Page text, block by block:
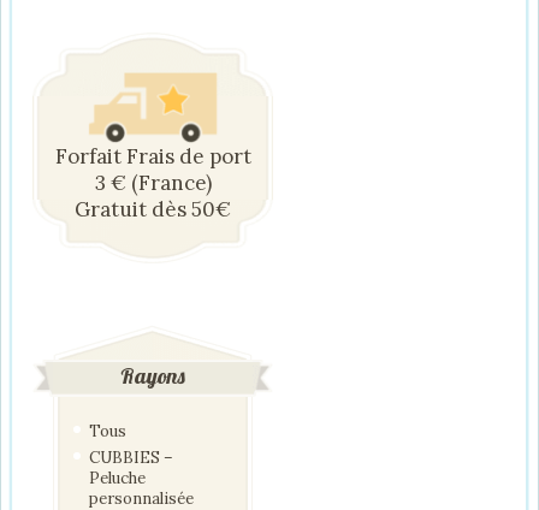
Forfait Frais de port
3 € (France)
Gratuit dès 50€
Rayons
Tous
CUBBIES –
Peluche
personnalisée